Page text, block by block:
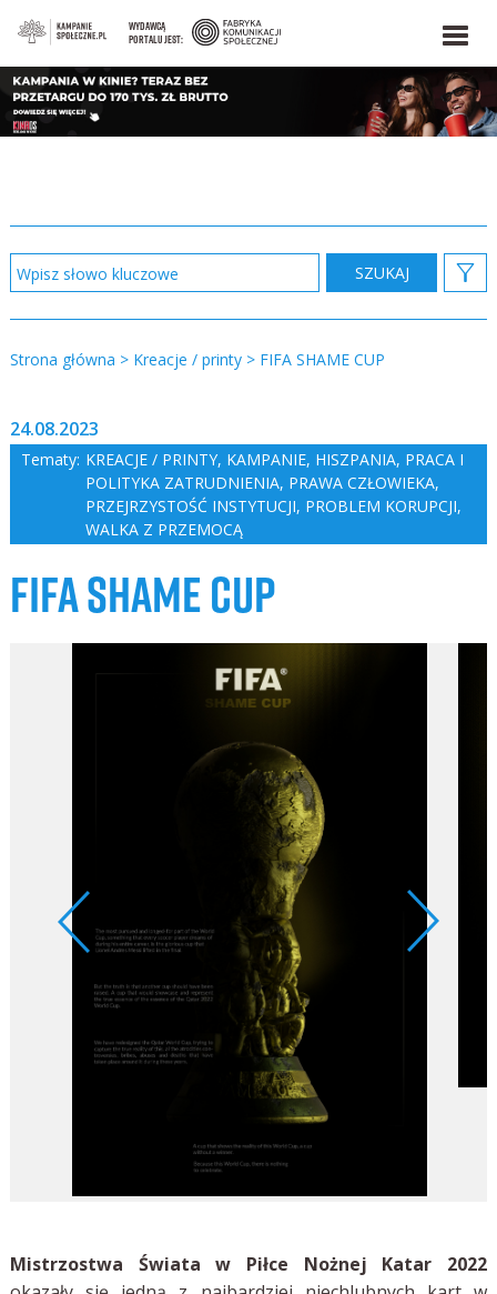
WYDAWCĄ
PORTALU JEST:
Strona główna > Kreacje / printy> FIFA SHAME CUP
24.08.2023
Tematy: KREACJE / PRINTY, KAMPANIE, HISZPANIA, PRACA I
POLITYKA ZATRUDNIENIA, PRAWA CZŁOWIEKA,
PRZEJRZYSTOŚĆ INSTYTUCJI, PROBLEM KORUPCJI,
WALKA Z PRZEMOCĄ
FIFA SHAME CUP
Mistrzostwa Świata w Piłce Nożnej Katar 2022